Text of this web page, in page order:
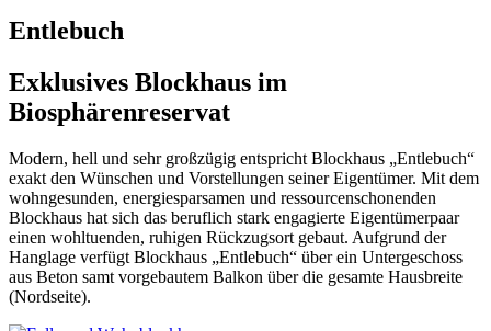
Entlebuch
Exklusives Blockhaus im
Biosphärenreservat
Modern, hell und sehr großzügig entspricht Blockhaus „Entlebuch“
exakt den Wünschen und Vorstellungen seiner Eigentümer. Mit dem
wohngesunden, energiesparsamen und ressourcenschonenden
Blockhaus hat sich das beruflich stark engagierte Eigentümerpaar
einen wohltuenden, ruhigen Rückzugsort gebaut. Aufgrund der
Hanglage verfügt Blockhaus „Entlebuch“ über ein Untergeschoss
aus Beton samt vorgebautem Balkon über die gesamte Hausbreite
(Nordseite).